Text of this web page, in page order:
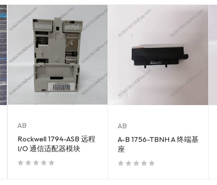
AB
Rockwell 1794-ASB 远程
I/O 通信适配器模块
AB
A-B 1756-TBNH A 终端基
座